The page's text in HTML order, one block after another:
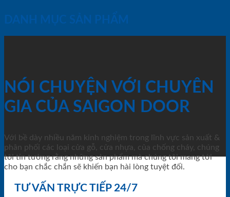
DANH MỤC SẢN PHẨM
NÓI CHUYỆN VỚI CHUYÊN
GIA CỦA SAIGON DOOR
Với bề dày nhiều năm kinh nghiệm trong lĩnh vực sản xuất &
phân phối các loại cửa gỗ, cửa nhựa, của chống cháy, chúng
tôi tin tưởng rằng những sản phẩm mà chúng tôi mang tới
cho bạn chắc chắn sẽ khiến bạn hài lòng tuyệt đối.
TƯ VẤN TRỰC TIẾP 24/7